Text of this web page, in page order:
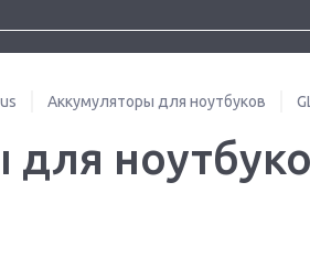
Аккумуляторы для ноутбуков